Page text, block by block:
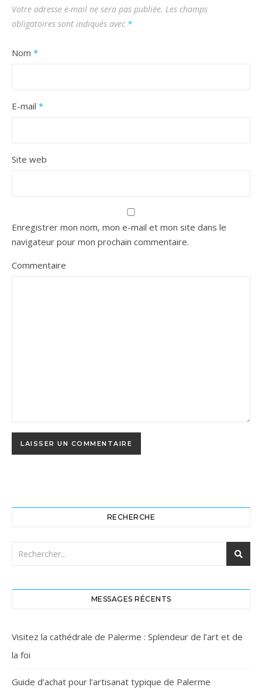
Votre adresse e-mail ne sera pas publiée. Les champs
obligatoires sont indiqués avec *
Nom *
E-mail *
Site web
Enregistrer mon nom, mon e-mail et mon site dans le
navigateur pour mon prochain commentaire.
Commentaire
RECHERCHE
MESSAGES RÉCENTS
Visitez la cathédrale de Palerme : Splendeur de l’art et de
la foi
Guide d’achat pour l’artisanat typique de Palerme